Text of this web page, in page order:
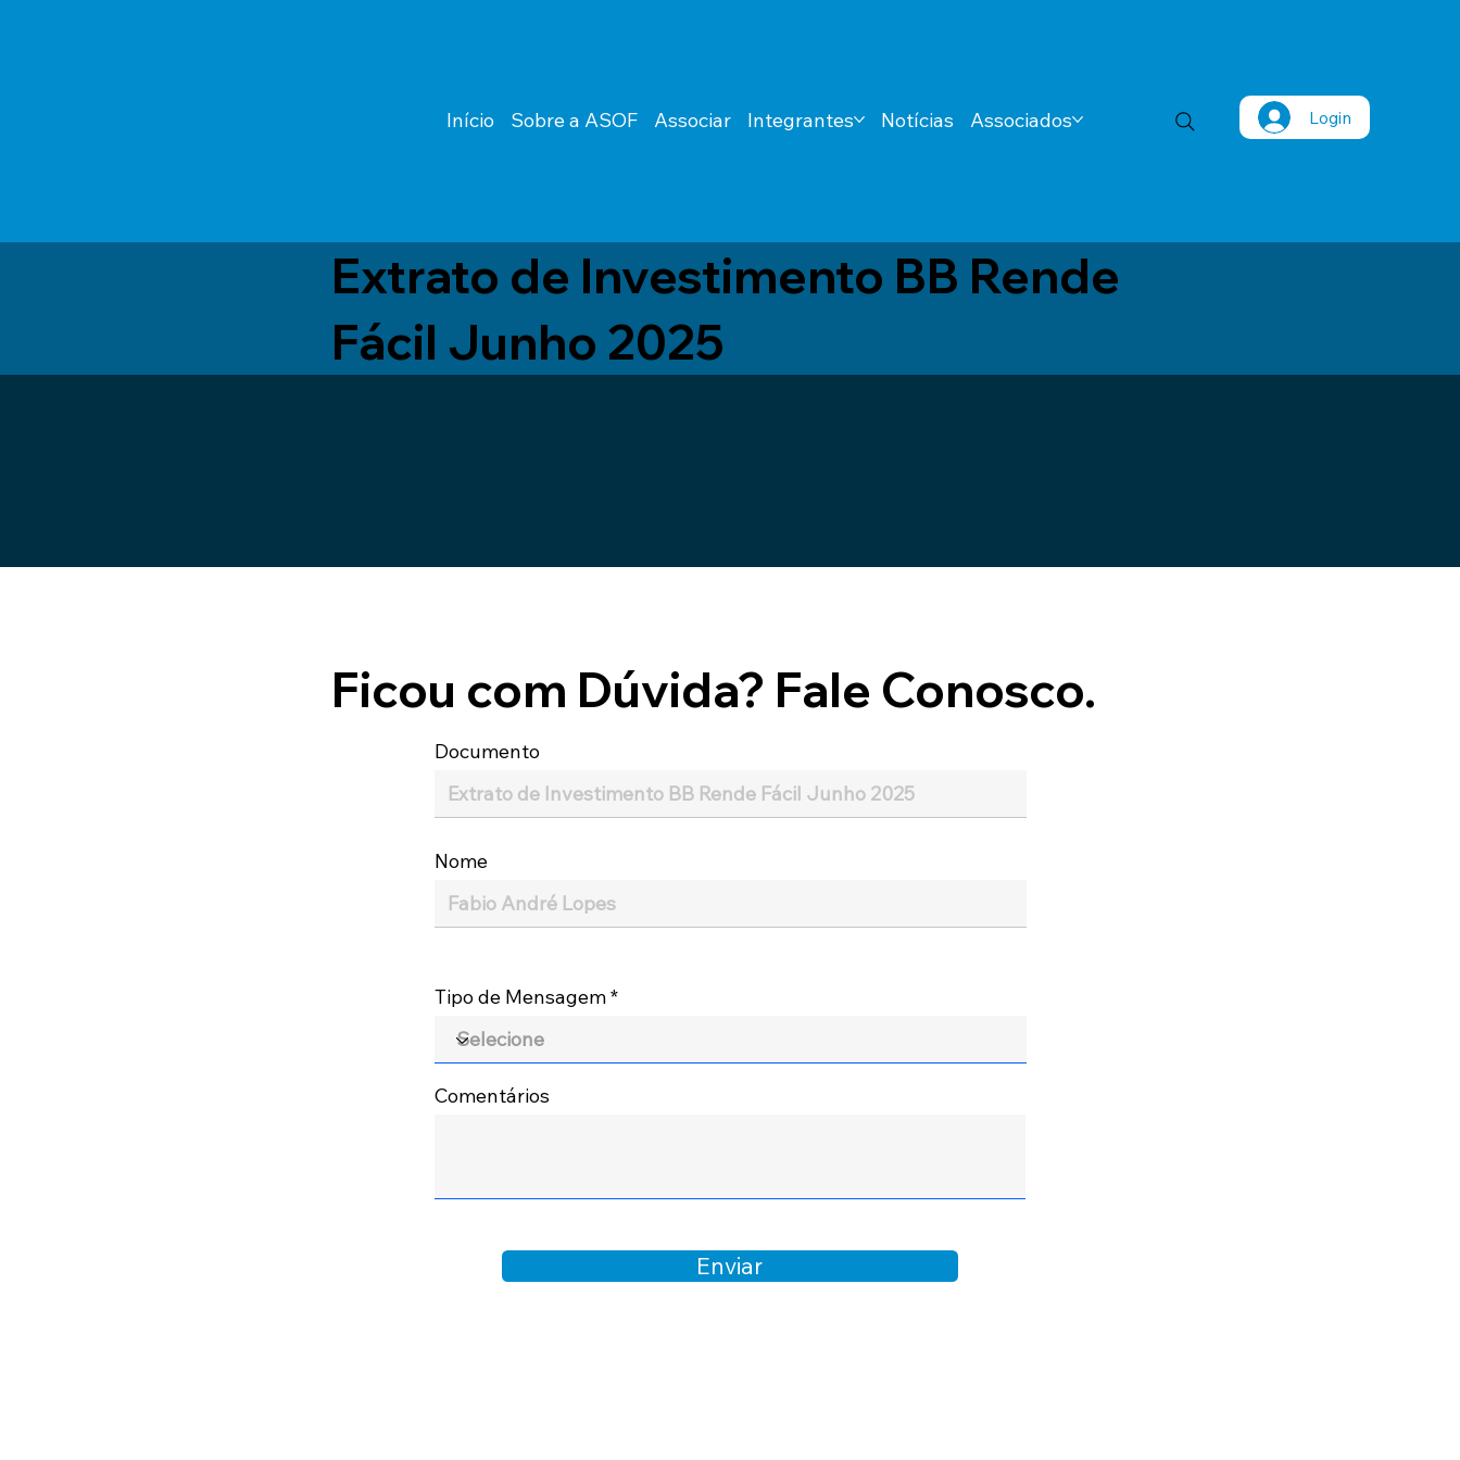
Início Sobre a ASOF Associar Integrantes Notícias Associados Login
Extrato de Investimento BB Rende
Fácil Junho 2025
Ficou com Dúvida? Fale Conosco.
Documento
Nome
Tipo de Mensagem
Comentários
Enviar